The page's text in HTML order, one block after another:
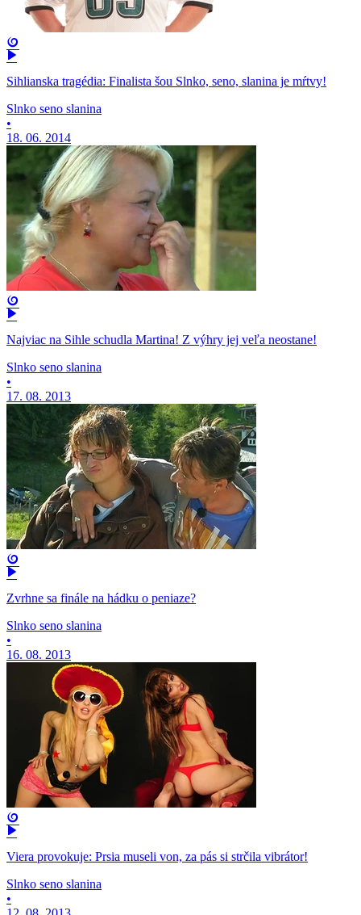
Sihlianska tragédia: Finalista šou Slnko, seno, slanina je mŕtvy!
Slnko seno slanina
•
18. 06. 2014
Najviac na Sihle schudla Martina! Z výhry jej veľa neostane!
Slnko seno slanina
•
17. 08. 2013
Zvrhne sa finále na hádku o peniaze?
Slnko seno slanina
•
16. 08. 2013
Viera provokuje: Prsia museli von, za pás si strčila vibrátor!
Slnko seno slanina
•